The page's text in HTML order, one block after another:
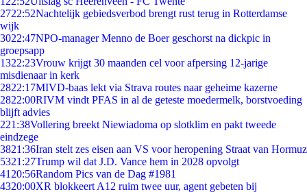
2722:52Nachtelijk gebiedsverbod brengt rust terug in Rotterdamse
wijk
3022:47NPO-manager Menno de Boer geschorst na dickpic in
groepsapp
1322:23Vrouw krijgt 30 maanden cel voor afpersing 12-jarige
misdienaar in kerk
2822:17MIVD-baas lekt via Strava routes naar geheime kazerne
2822:00RIVM vindt PFAS in al de geteste moedermelk, borstvoeding
blijft advies
221:38Vollering breekt Niewiadoma op slotklim en pakt tweede
eindzege
3821:36Iran stelt zes eisen aan VS voor heropening Straat van Hormuz
5321:27Trump wil dat J.D. Vance hem in 2028 opvolgt
41 20:56Random Pics van de Dag #1981
4320:00XR blokkeert A12 ruim twee uur, agent gebeten bij